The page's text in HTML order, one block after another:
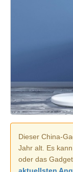
Dieser China-
Jahr alt. Es
oder das